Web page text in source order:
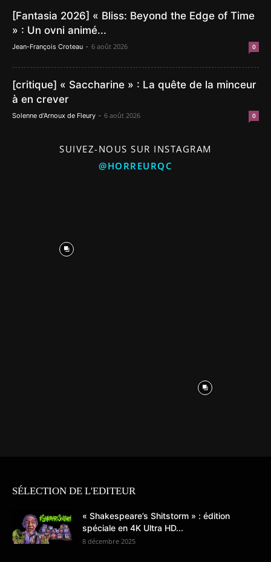
[Fantasia 2026] « Bliss: Beyond the Edge of Time
» : Un ovni animé...
Jean-François Croteau - 6 août 2026 0
[critique] « Saccharine » : La quête de la minceur
à en crever
Solenne d'Arnoux de Fleury - 6 août 2026 0
SUIVEZ-NOUS SUR INSTAGRAM
@HORREURQC
SÉLECTION DE L'EDITEUR
« Shakespeare’s Shitstorm » : édition
spéciale en 4K Ultra HD...
8 décembre 2025